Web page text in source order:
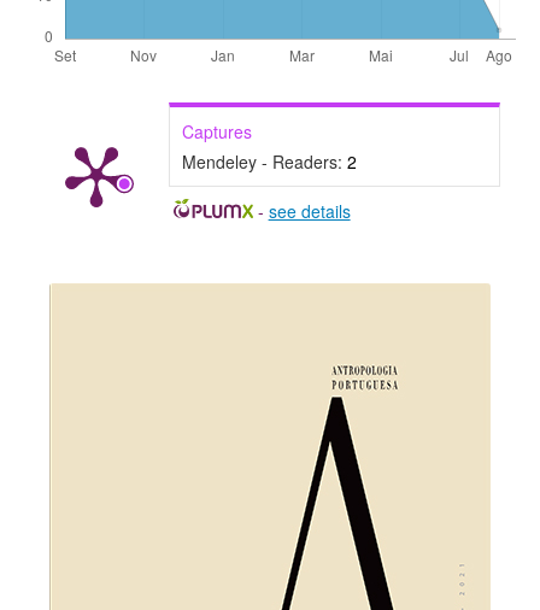
Captures
Mendeley - Readers: 2
- see details